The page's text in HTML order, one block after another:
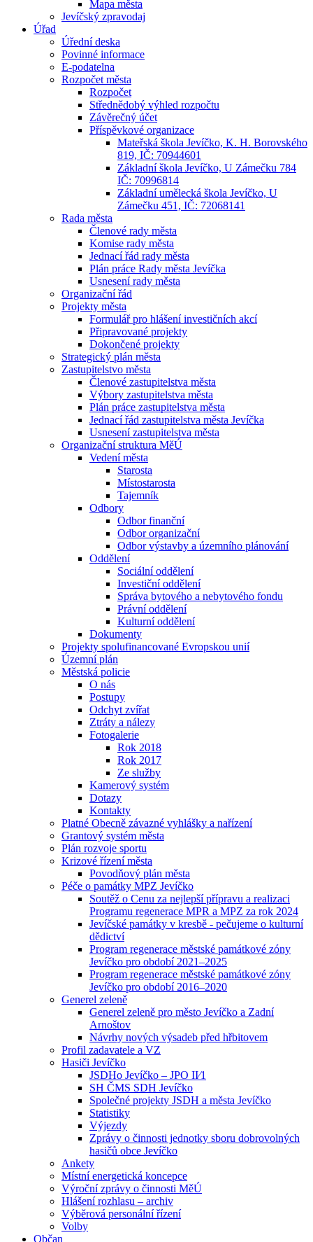
Mapa města
Jevíčský zpravodaj
Úřad
Úřední deska
Povinné informace
E-podatelna
Rozpočet města
Rozpočet
Střednědobý výhled rozpočtu
Závěrečný účet
Příspěvkové organizace
Mateřská škola Jevíčko, K. H. Borovského
819, IČ: 70944601
Základní škola Jevíčko, U Zámečku 784
IČ: 70996814
Základní umělecká škola Jevíčko, U
Zámečku 451, IČ: 72068141
Rada města
Členové rady města
Komise rady města
Jednací řád rady města
Plán práce Rady města Jevíčka
Usnesení rady města
Organizační řád
Projekty města
Formulář pro hlášení investičních akcí
Připravované projekty
Dokončené projekty
Strategický plán města
Zastupitelstvo města
Členové zastupitelstva města
Výbory zastupitelstva města
Plán práce zastupitelstva města
Jednací řád zastupitelstva města Jevíčka
Usnesení zastupitelstva města
Organizační struktura MěÚ
Vedení města
Starosta
Místostarosta
Tajemník
Odbory
Odbor finanční
Odbor organizační
Odbor výstavby a územního plánování
Oddělení
Sociální oddělení
Investiční oddělení
Správa bytového a nebytového fondu
Právní oddělení
Kulturní oddělení
Dokumenty
Projekty spolufinancované Evropskou unií
Územní plán
Městská policie
O nás
Postupy
Odchyt zvířat
Ztráty a nálezy
Fotogalerie
Rok 2018
Rok 2017
Ze služby
Kamerový systém
Dotazy
Kontakty
Platné Obecně závazné vyhlášky a nařízení
Grantový systém města
Plán rozvoje sportu
Krizové řízení města
Povodňový plán města
Péče o památky MPZ Jevíčko
Soutěž o Cenu za nejlepší přípravu a realizaci
Programu regenerace MPR a MPZ za rok 2024
Jevíčské památky v kresbě - pečujeme o kulturní
dědictví
Program regenerace městské památkové zóny
Jevíčko pro období 2021–2025
Program regenerace městské památkové zóny
Jevíčko pro období 2016–2020
Generel zeleně
Generel zeleně pro město Jevíčko a Zadní
Arnoštov
Návrhy nových výsadeb před hřbitovem
Profil zadavatele a VZ
Hasiči Jevíčko
JSDHo Jevíčko – JPO II⁄1
SH ČMS SDH Jevíčko
Společné projekty JSDH a města Jevíčko
Statistiky
Výjezdy
Zprávy o činnosti jednotky sboru dobrovolných
hasičů obce Jevíčko
Ankety
Místní energetická koncepce
Výroční zprávy o činnosti MěÚ
Hlášení rozhlasu – archiv
Výběrová personální řízení
Volby
Občan